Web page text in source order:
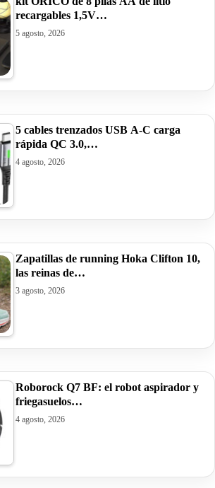
recargables 1,5V…
5 agosto, 2026
5 cables trenzados USB A-C carga
rápida QC 3.0,…
4 agosto, 2026
Zapatillas de running Hoka Clifton 10,
las reinas de…
3 agosto, 2026
Roborock Q7 BF: el robot aspirador y
friegasuelos…
4 agosto, 2026